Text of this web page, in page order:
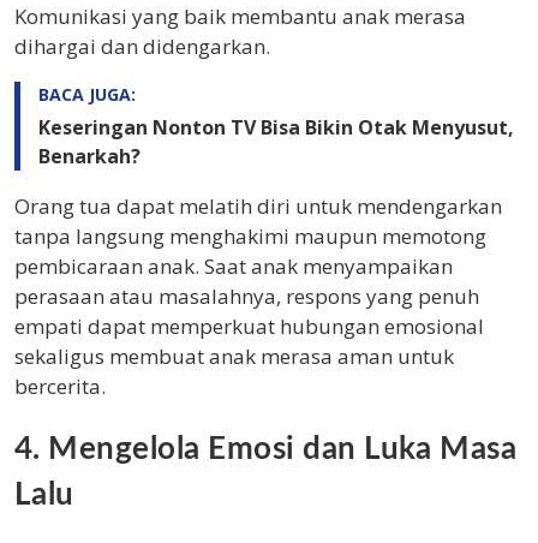
Komunikasi yang baik membantu anak merasa
dihargai dan didengarkan.
BACA JUGA:
Keseringan Nonton TV Bisa Bikin Otak Menyusut,
Benarkah?
Orang tua dapat melatih diri untuk mendengarkan
tanpa langsung menghakimi maupun memotong
pembicaraan anak. Saat anak menyampaikan
perasaan atau masalahnya, respons yang penuh
empati dapat memperkuat hubungan emosional
sekaligus membuat anak merasa aman untuk
bercerita.
4. Mengelola Emosi dan Luka Masa
Lalu